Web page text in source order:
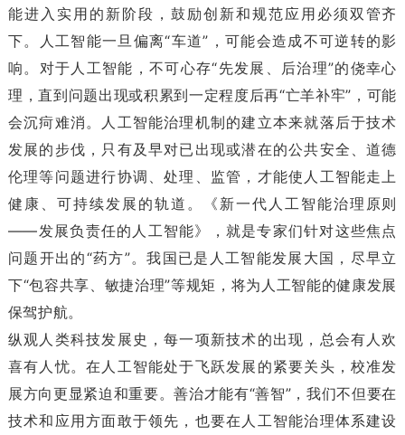
能进入实用的新阶段，鼓励创新和规范应用必须双管齐
下。人工智能一旦偏离“车道”，可能会造成不可逆转的影
响。对于人工智能，不可心存“先发展、后治理”的侥幸心
理，直到问题出现或积累到一定程度后再“亡羊补牢”，可能
会沉疴难消。人工智能治理机制的建立本来就落后于技术
发展的步伐，只有及早对已出现或潜在的公共安全、道德
伦理等问题进行协调、处理、监管，才能使人工智能走上
健康、可持续发展的轨道。《新一代人工智能治理原则
——发展负责任的人工智能》，就是专家们针对这些焦点
问题开出的“药方”。我国已是人工智能发展大国，尽早立
下“包容共享、敏捷治理”等规矩，将为人工智能的健康发展
保驾护航。
纵观人类科技发展史，每一项新技术的出现，总会有人欢
喜有人忧。在人工智能处于飞跃发展的紧要关头，校准发
展方向更显紧迫和重要。善治才能有“善智”，我们不但要在
技术和应用方面敢于领先，也要在人工智能治理体系建设